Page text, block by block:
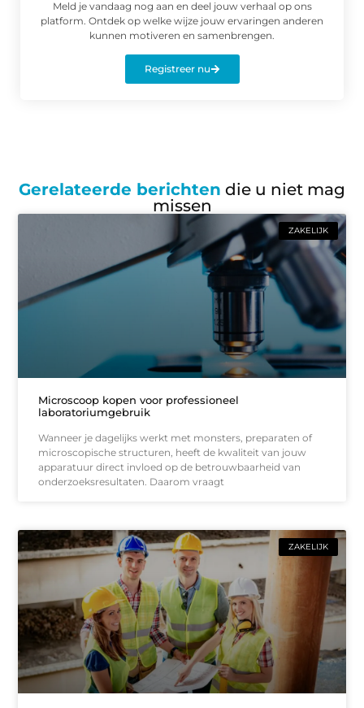
Meld je vandaag nog aan en deel jouw verhaal op ons
platform. Ontdek op welke wijze jouw ervaringen anderen
kunnen motiveren en samenbrengen.
Registreer nu
Gerelateerde berichten die u niet mag
missen
ZAKELIJK
Microscoop kopen voor professioneel
laboratoriumgebruik
Wanneer je dagelijks werkt met monsters, preparaten of
microscopische structuren, heeft de kwaliteit van jouw
apparatuur direct invloed op de betrouwbaarheid van
onderzoeksresultaten. Daarom vraagt
ZAKELIJK